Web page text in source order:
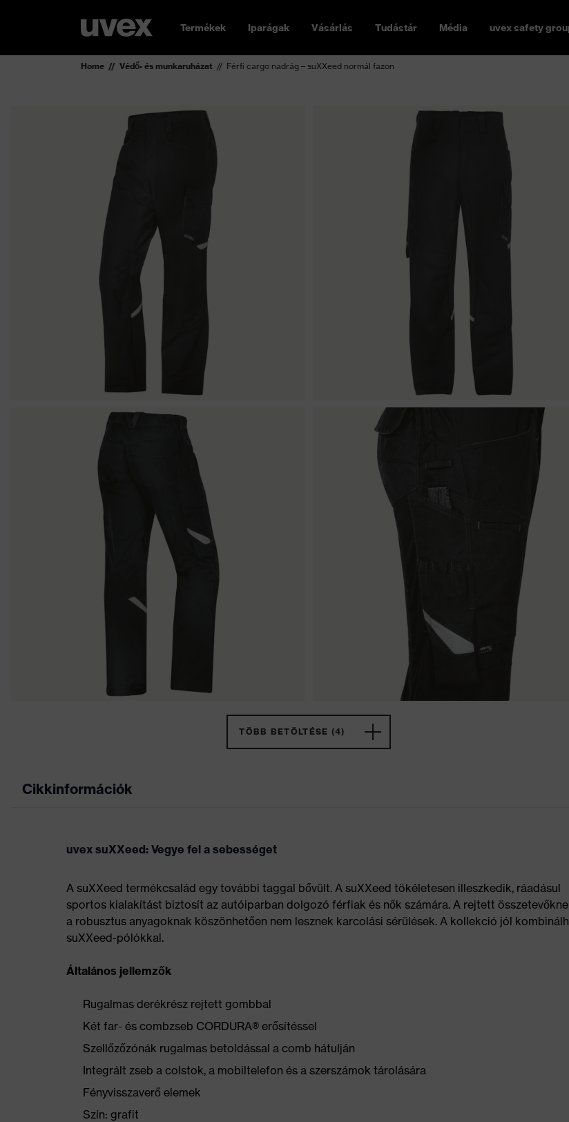
Termékek Iparágak Vásárlás Tudástár Média uvex safety
Home Védő- és munkaruházat Férfi cargo nadrág – suXXeed normál fazon
TÖBB BETÖLTÉSE (4)
Cikkinformációk
uvex suXXeed: Vegye fel a sebességet
A suXXeed termékcsalád egy további taggal bővült. A suXXeed tökéletesen illeszkedik, ráadásul
sportos kialakítást biztosít az autóiparban dolgozó férfiak és nők számára. A rejtett
a robusztus anyagoknak köszönhetően nem lesznek karcolási sérülések. A kollekció jól
suXXeed-pólókkal.
Általános jellemzők
Rugalmas derékrész rejtett gombbal
Két far- és combzseb CORDURA® erősítéssel
Szellőzőzónák rugalmas betoldással a comb hátulján
Integrált zseb a colstok, a mobiltelefon és a szerszámok tárolására
Fényvisszaverő elemek
Szín: grafit